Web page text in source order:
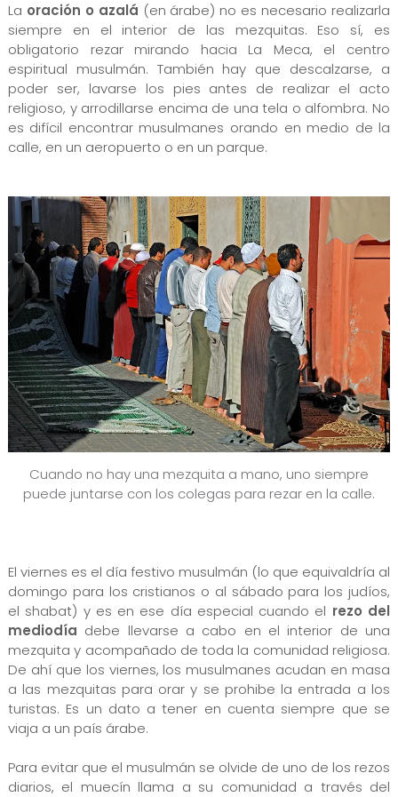
La oración o azalá (en árabe) no es necesario realizarla
siempre en el interior de las mezquitas. Eso sí, es
obligatorio rezar mirando hacia La Meca, el centro
espiritual musulmán. También hay que descalzarse, a
poder ser, lavarse los pies antes de realizar el acto
religioso, y arrodillarse encima de una tela o alfombra. No
es difícil encontrar musulmanes orando en medio de la
calle, en un aeropuerto o en un parque.
Cuando no hay una mezquita a mano, uno siempre
puede juntarse con los colegas para rezar en la calle.
El viernes es el día festivo musulmán (lo que equivaldría al
domingo para los cristianos o al sábado para los judíos,
el shabat) y es en ese día especial cuando el rezo del
mediodía debe llevarse a cabo en el interior de una
mezquita y acompañado de toda la comunidad religiosa.
De ahí que los viernes, los musulmanes acudan en masa
a las mezquitas para orar y se prohibe la entrada a los
turistas. Es un dato a tener en cuenta siempre que se
viaja a un país árabe.
Para evitar que el musulmán se olvide de uno de los rezos
diarios, el muecín llama a su comunidad a través del